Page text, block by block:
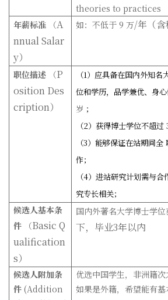
theories to practices
年薪标准
（A
nnual Salar
y）
如：不低于 9 万/年（含
职位描述 （P
osition Des
cription）
（1）应具备在国内外知名
位和学历，品学兼优、身
岁 ；
（2）获得博士学位不超过
（3）能够保证在站期间全
作；
（4）进站研究计划需与
究专长相关；
候选人基本条
件
（Basic Q
ualification
s）
国内外著名大学博士学
下，毕业3年以内
候选人附加条
件 (Addition
优选中国学生，非洲籍次
如果是外籍，希望能有基